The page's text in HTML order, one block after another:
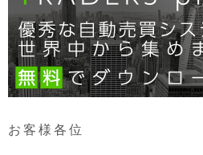
お客様各位